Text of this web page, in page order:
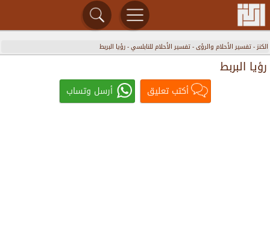
الكنز-تفسير الأحلام والرؤى-تفسير الأحلام للنابلسي-رؤيا البربط
رؤيا البربط
أكتب تعليق أرسل وتساب